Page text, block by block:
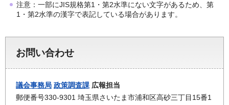
注意：一部にJIS規格第1・第2水準にない文字があるため、第
1・第2水準の漢字で表記している場合があります。
お問い合わせ
議会事務局 政策調査課 広報担当
郵便番号330-9301 埼玉県さいたま市浦和区高砂三丁目15番1